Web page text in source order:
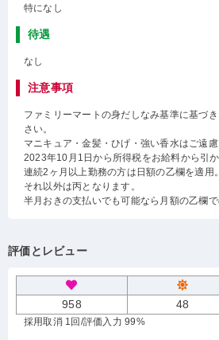
特になし
待遇
なし
注意事項
ファミリーマートの身だしなみ基準に基づ
さい。
マニキュア・金髪・ひげ・強い香水はご遠慮
2023年10月1日から所得税をお給料から引か
連続2ヶ月以上勤務の方は日額の乙欄を適用。
それ以外は丙となります。
半月おきの支払いでも可能なら月額の乙欄で
評価とレビュー
958 48
採用取消 1回 /評価入力 99%